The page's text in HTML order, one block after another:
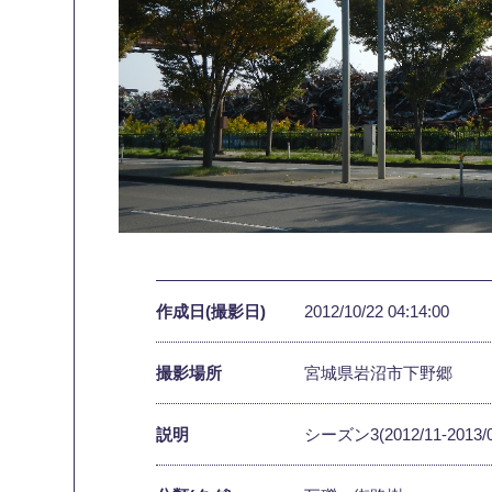
作成日(撮影日) 2012/10/22 04:14:00
撮影場所 宮城県岩沼市下野郷
説明 シーズン3(2012/11-